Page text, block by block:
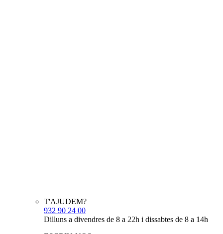
T'AJUDEM?
932 90 24 00
Dilluns a divendres de 8 a 22h i dissabtes de 8 a 14h